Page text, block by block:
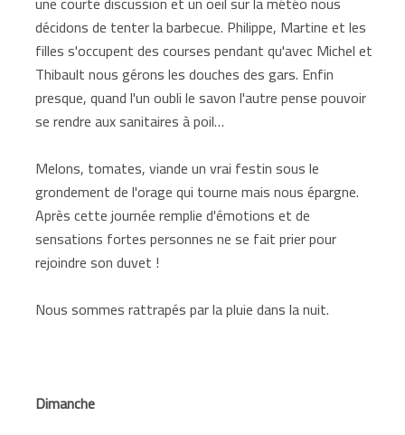
décidons de tenter la barbecue. Philippe, Martine et les
filles s'occupent des courses pendant qu'avec Michel et
Thibault nous gérons les douches des gars. Enfin
presque, quand l'un oubli le savon l'autre pense pouvoir
se rendre aux sanitaires à poil…
Melons, tomates, viande un vrai festin sous le
grondement de l'orage qui tourne mais nous épargne.
Après cette journée remplie d'émotions et de
sensations fortes personnes ne se fait prier pour
rejoindre son duvet !
Nous sommes rattrapés par la pluie dans la nuit.
Dimanche